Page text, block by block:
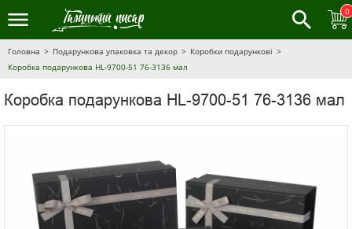
0
Головна Подарункова упаковка та декор
Коробки подарункові
Коробка подарункова HL-9700-51 76-3136 мал
Коробка подарункова HL-9700-51 76-3136 мал